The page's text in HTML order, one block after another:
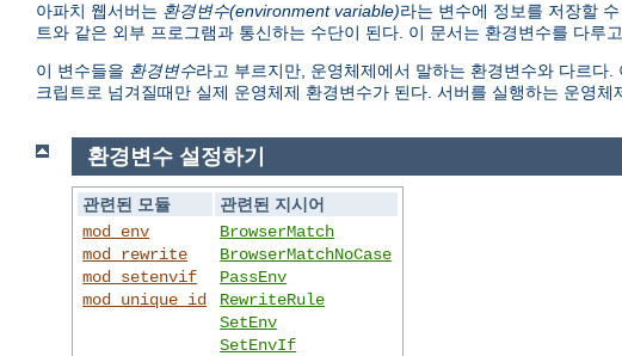
아파치 웹서버는 환경변수(environment variable)라는 변수에 정보를 저장할
트와 같은 외부 프로그램과 통신하는 수단이 된다. 이 문서는 환경변수를 다루
이 변수들을 환경변수라고 부르지만, 운영체제에서 말하는 환경변수와 다르
크립트로 넘겨질때만 실제 운영체제 환경변수가 된다. 서버를 실행하는 운영
환경변수 설정하기
관련된 모듈
관련된 지시어
mod_env
mod_rewrite
mod_setenvif
mod_unique_id
BrowserMatch
BrowserMatchNoCase
PassEnv
RewriteRule
SetEnv
SetEnvIf